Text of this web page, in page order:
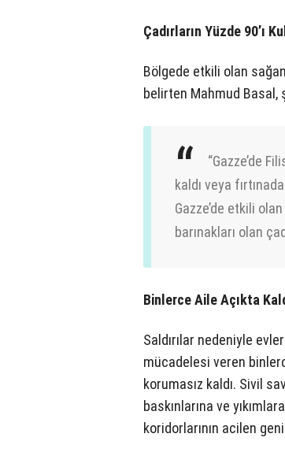
Çadırların Yüzde 90’ı
Bölgede etkili olan
belirten Mahmud Basal,
“Gazze’de
kaldı veya
Gazze’de etkili
barınakları olan
Binlerce Aile Açıkta
Saldırılar nedeniyle
mücadelesi veren
korumasız kaldı. Sivil
baskınlarına ve
koridorlarının acilen